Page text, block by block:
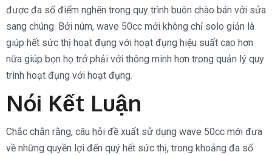
được đa số điểm nghẽn trong quy trình buôn chào bán với sửa
sang chúng. Bởi núm, wave 50cc mới không chỉ solo giản là
giúp hết sức thị hoạt đụng với hoạt đụng hiệu suất cao hơn
nữa giúp bọn họ trở phải với thông minh hơn trong quản lý quy
trình hoạt đụng với hoạt đụng.
Nói Kết Luận
Chắc chắn rằng, câu hỏi đề xuất sử dụng wave 50cc mới đưa
về những quyền lợi đến quý hết sức thị, trong khoảng đa số